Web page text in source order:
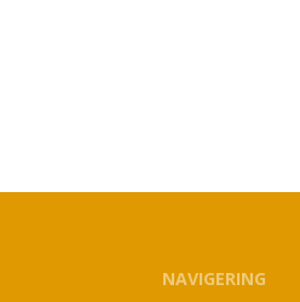
NAVIGERING